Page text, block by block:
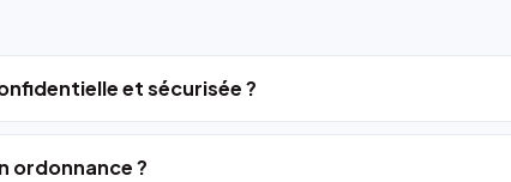
et sécurisée ?
ordonnance ?